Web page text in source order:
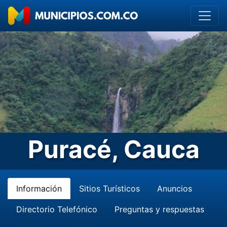
Puracé, Cauca
Información Sitios Turísticos Anuncios
Directorio Telefónico Preguntas y respuestas